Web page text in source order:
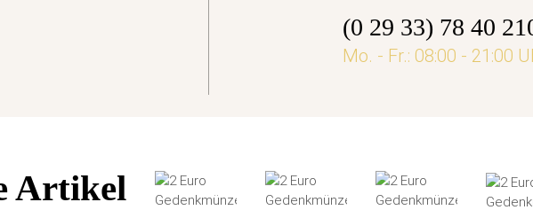
(0 29 33) 78 40
Mo. - Fr.: 08:00 - 21:00
Artikel